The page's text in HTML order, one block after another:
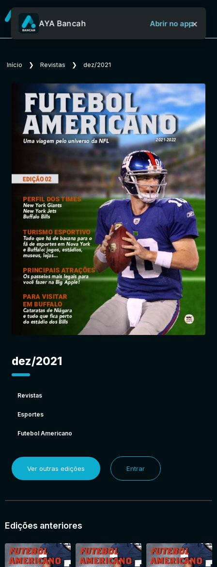
Sobre o Aya Bancah
Início
Revistas
Jornais
Notícias
Entrar
AYA Bancah Abrir no app×
Início ❯ Revistas ❯ dez/2021
dez/2021
Revistas
Esportes
Futebol Americano
Ver outras edições Entrar
Edições anteriores